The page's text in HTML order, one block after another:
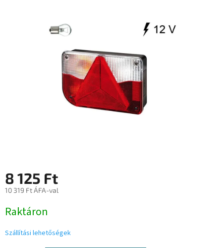
8 125 Ft
10 319 Ft ÁFA-val
Raktáron
Szállítási lehetőségek